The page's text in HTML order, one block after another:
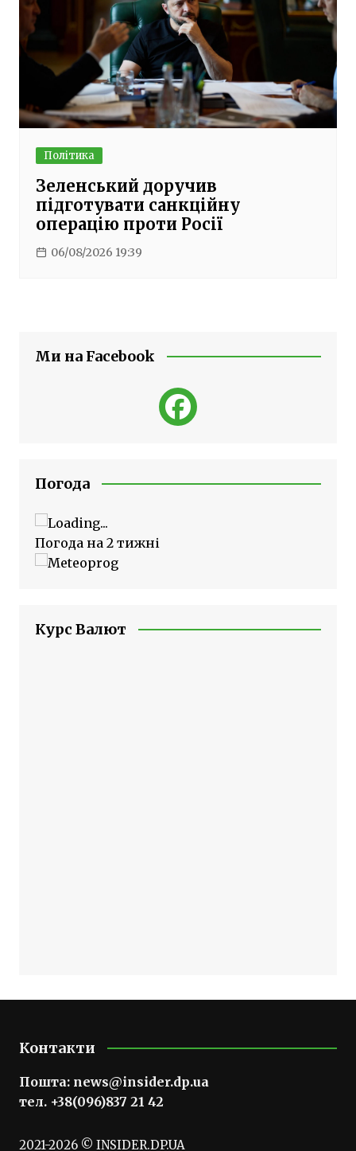
Політика
Зеленський доручив
підготувати санкційну
операцію проти Росії
06/08/2026 19:39
Ми на Facebook
Погода
Погода на 2 тижні
Курс Валют
Контакти
Пошта: news@insider.dp.ua
тел. +38(096)837 21 42
2021-2026 © INSIDER.DP.UA